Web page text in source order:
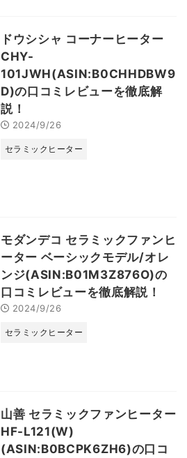
ドウシシャ コーナーヒーター
CHY-
101JWH(ASIN:B0CHHDBW9
D)の口コミレビューを徹底解
説！
2024/9/26
セラミックヒーター
モダンデコ セラミックファンヒ
ーター ベーシックモデル/オレ
ンジ(ASIN:B01M3Z876O)の
口コミレビューを徹底解説！
2024/9/26
セラミックヒーター
山善 セラミックファンヒーター
HF-L121(W)
(ASIN:B0BCPK6ZH6)の口コ